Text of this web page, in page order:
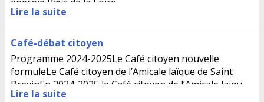
Lire la suite
Café-débat citoyen
Programme 2024-2025Le Café citoyen nouvelle
formuleLe Café citoyen de l’Amicale laïque de Saint
BrevinEn 2024-2025 le Café citoyen de l’Amicale laïque
devient « Café-débat...
Lire la suite